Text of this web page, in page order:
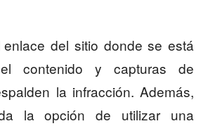
del sitio donde se está
el contenido y capturas de
la infracción. Además,
la opción de utilizar una